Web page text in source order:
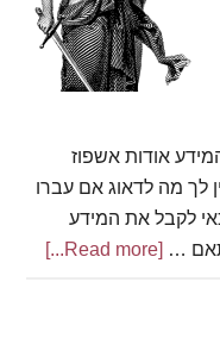
אודות אשפוז
שנה כך שאין לך מה לדאוג אם עברו
לקבל את המידע
…
[Read more...]
about